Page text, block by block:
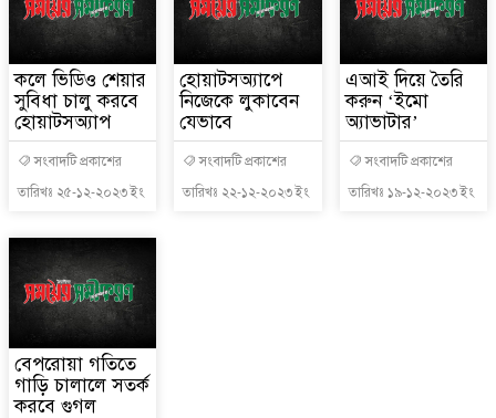
কলে ভিডিও শেয়ার
সুবিধা চালু করবে
হোয়াটসঅ্যাপ
সংবাদটি প্রকাশের
তারিখঃ ২৫-১২-২০২৩ ইং
হোয়াটসঅ্যাপে
নিজেকে লুকাবেন
যেভাবে
সংবাদটি প্রকাশের
তারিখঃ ২২-১২-২০২৩ ইং
এআই দিয়ে তৈরি
করুন ‘ইমো
অ্যাভাটার’
সংবাদটি প্রকাশের
তারিখঃ ১৯-১২-২০২৩ ইং
বেপরোয়া গতিতে
গাড়ি চালালে সতর্ক
করবে গুগল